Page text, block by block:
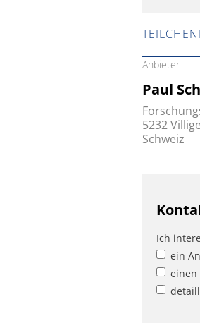
Anbieter
Paul
5232
Schweiz
Ich
ein
einen